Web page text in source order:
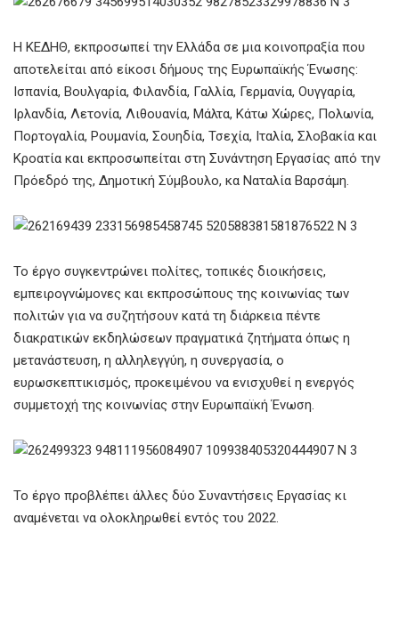
Η ΚΕΔΗΘ, εκπροσωπεί την Ελλάδα σε μια κοινοπραξία που
αποτελείται από είκοσι δήμους της Ευρωπαϊκής Ένωσης:
Ισπανία, Βουλγαρία, Φιλανδία, Γαλλία, Γερμανία, Ουγγαρία,
Ιρλανδία, Λετονία, Λιθουανία, Μάλτα, Κάτω Χώρες, Πολωνία,
Πορτογαλία, Ρουμανία, Σουηδία, Τσεχία, Ιταλία, Σλοβακία και
Κροατία και εκπροσωπείται στη Συνάντηση Εργασίας από την
Πρόεδρό της, Δημοτική Σύμβουλο, κα Ναταλία Βαρσάμη.
Το έργο συγκεντρώνει πολίτες, τοπικές διοικήσεις,
εμπειρογνώμονες και εκπροσώπους της κοινωνίας των
πολιτών για να συζητήσουν κατά τη διάρκεια πέντε
διακρατικών εκδηλώσεων πραγματικά ζητήματα όπως η
μετανάστευση, η αλληλεγγύη, η συνεργασία, ο
ευρωσκεπτικισμός, προκειμένου να ενισχυθεί η ενεργός
συμμετοχή της κοινωνίας στην Ευρωπαϊκή Ένωση.
Το έργο προβλέπει άλλες δύο Συναντήσεις Εργασίας κι
αναμένεται να ολοκληρωθεί εντός του 2022.